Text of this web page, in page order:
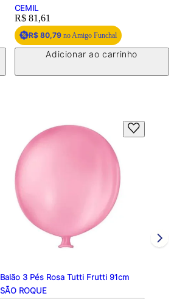
CEMIL
Price:
R$ 81,61
R$ 80,79no Amigo Funchal
Adicionar ao carrinho
Balão 3 Pés Rosa Tutti Frutti 91cm
SÃO ROQUE